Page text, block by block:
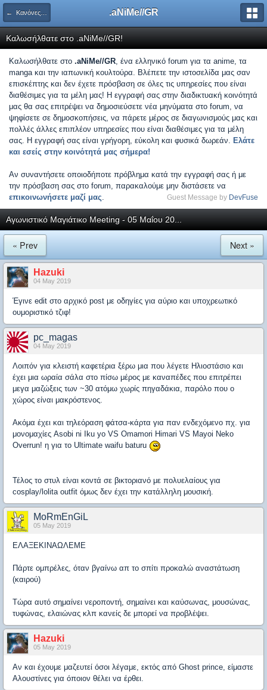
← Κανόνες και Ανακοινώσεις .aNiMe//GR
Καλωσήλθατε στο .aNiMe//GR!
Καλωσήλθατε στο .aNiMe//GR, ένα ελληνικό forum για τα anime, τα
manga και την ιαπωνική κουλτούρα. Βλέπετε την ιστοσελίδα μας σαν
επισκέπτης και δεν έχετε πρόσβαση σε όλες τις υπηρεσίες που είναι
διαθέσιμες για τα μέλη μας! Η εγγραφή σας στην διαδικτυακή κοινότητά
μας θα σας επιτρέψει να δημοσιεύσετε νέα μηνύματα στο forum, να
ψηφίσετε σε δημοσκοπήσεις, να πάρετε μέρος σε διαγωνισμούς μας και
πολλές άλλες επιπλέον υπηρεσίες που είναι διαθέσιμες για τα μέλη
σας. Η εγγραφή σας είναι γρήγορη, εύκολη και φυσικά δωρεάν. Ελάτε
και εσείς στην κοινότητά μας σήμερα!
Αν συναντήσετε οποιοδήποτε πρόβλημα κατά την εγγραφή σας ή με
την πρόσβαση σας στο forum, παρακαλούμε μην διστάσετε να
επικοινωνήσετε μαζί μας. Guest Message by DevFuse
Αγωνιστικό Μαγιάτικο Meeting - 05 Μαΐου 20...
« Prev Next »
Hazuki
04 May 2019
Έγινε edit στο αρχικό post με οδηγίες για αύριο και υποχρεωτικό
ουμοριστικό τζιφ!
pc_magas
04 May 2019
Λοιπόν για κλειστή καφετέρια ξέρω μια που λέγετε Ηλιοστάσιο και
έχει μια ωραία σάλα στο πίσω μέρος με καναπέδες που επιτρέπει
μεγα μαζώξεις των ~30 ατόμω χωρίς πηγαδάκια, παρόλο που ο
χώρος είναι μακρόστενος.
Ακόμα έχει και τηλεόραση φάτσα-κάρτα για παν ενδεχόμενο πχ. για
μονομαχίες Asobi ni Iku yo VS Omamori Himari VS Mayoi Neko
Overrun! η για το Ultimate waifu baturu
Τέλος το στυλ είναι κοντά σε βικτοριανό με πολυελαίους για
cosplay/lolita outfit όμως δεν έχει την κατάλληλη μουσική.
MoRmEnGiL
05 May 2019
ΕΛΑΞΕΚΙΝΑΩΛΕΜΕ
Πάρτε ομπρέλες, όταν βγαίνω απ το σπίτι προκαλώ αναστάτωση
(καιρού)
Τώρα αυτό σημαίνει νεροποντή, σημαίνει και καύσωνας, μουσώνας,
τυφώνας, ελαιώνας κλπ κανείς δε μπορεί να προβλέψει.
Hazuki
05 May 2019
Αν και έχουμε μαζευτεί όσοι λέγαμε, εκτός από Ghost prince, είμαστε
Αλουστίνες για όποιον θέλει να έρθει.